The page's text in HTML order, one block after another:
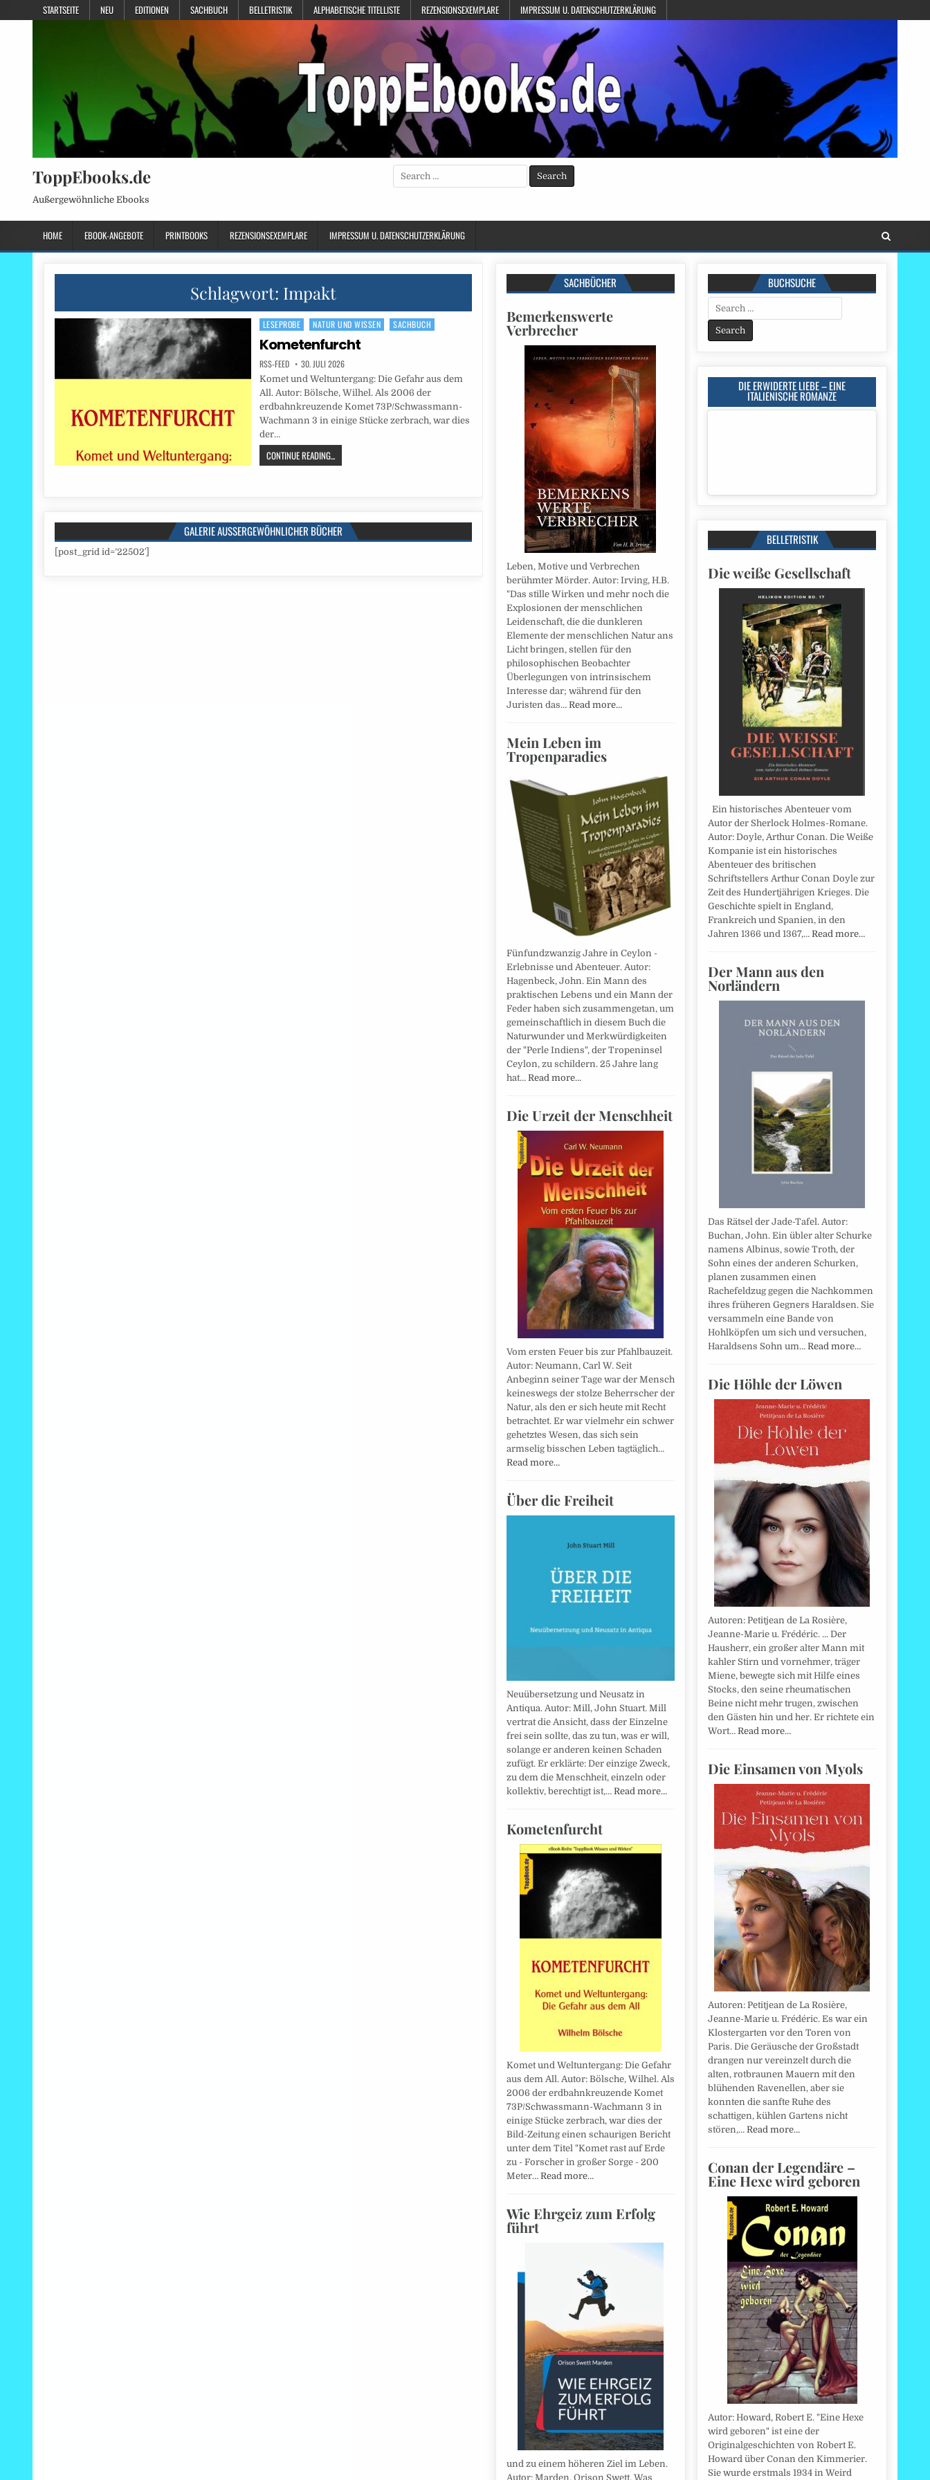
STARTSEITE NEU EDITIONEN SACHBUCH BELLETRISTIK ALPHABETISCHE TITELLISTE REZENSIONSEXEMPLARE IMPRESSUM U. DATENSCHUTZERKLÄRUNG
ToppEbooks.de
Außergewöhnliche Ebooks
Search
for:
HOME EBOOK-ANGEBOTE PRINTBOOKS REZENSIONSEXEMPLARE IMPRESSUM U. DATENSCHUTZERKLÄRUNG
Schlagwort: Impakt
Posted
in
LESEPROBE NATUR UND WISSEN SACHBUCH
Kometenfurcht
RSS-FEED 30. JULI 2026
Komet und Weltuntergang: Die Gefahr aus dem
All. Autor: Bölsche, Wilhel. Als 2006 der
erdbahnkreuzende Komet 73P/Schwassmann-
Wachmann 3 in einige Stücke zerbrach, war dies
der…
CONTINUE READING...
GALERIE AUSSERGEWÖHNLICHER BÜCHER
[post_grid id=’22502′]
SACHBÜCHER
Bemerkenswerte
Verbrecher
Leben, Motive und Verbrechen
berühmter Mörder. Autor: Irving, H.B.
"Das stille Wirken und mehr noch die
Explosionen der menschlichen
Leidenschaft, die die dunkleren
Elemente der menschlichen Natur ans
Licht bringen, stellen für den
philosophischen Beobachter
Überlegungen von intrinsischem
Interesse dar; während für den
Juristen das… Read more…
Mein Leben im
Tropenparadies
Fünfundzwanzig Jahre in Ceylon -
Erlebnisse und Abenteuer. Autor:
Hagenbeck, John. Ein Mann des
praktischen Lebens und ein Mann der
Feder haben sich zusammengetan, um
gemeinschaftlich in diesem Buch die
Naturwunder und Merkwürdigkeiten
der "Perle Indiens", der Tropeninsel
Ceylon, zu schildern. 25 Jahre lang
hat… Read more…
Die Urzeit der Menschheit
Vom ersten Feuer bis zur Pfahlbauzeit.
Autor: Neumann, Carl W. Seit
Anbeginn seiner Tage war der Mensch
keineswegs der stolze Beherrscher der
Natur, als den er sich heute mit Recht
betrachtet. Er war vielmehr ein schwer
gehetztes Wesen, das sich sein
armselig bisschen Leben tagtäglich…
Read more…
Über die Freiheit
Neuübersetzung und Neusatz in
Antiqua. Autor: Mill, John Stuart. Mill
vertrat die Ansicht, dass der Einzelne
frei sein sollte, das zu tun, was er will,
solange er anderen keinen Schaden
zufügt. Er erklärte: Der einzige Zweck,
zu dem die Menschheit, einzeln oder
kollektiv, berechtigt ist,… Read more…
Kometenfurcht
Komet und Weltuntergang: Die Gefahr
aus dem All. Autor: Bölsche, Wilhel. Als
2006 der erdbahnkreuzende Komet
73P/Schwassmann-Wachmann 3 in
einige Stücke zerbrach, war dies der
Bild-Zeitung einen schaurigen Bericht
unter dem Titel "Komet rast auf Erde
zu - Forscher in großer Sorge - 200
Meter… Read more…
Wie Ehrgeiz zum Erfolg
führt
und zu einem höheren Ziel im Leben.
Autor: Marden, Orison Swett. Was
BUCHSUCHE
Search
for:
DIE ERWIDERTE LIEBE – EINE
ITALIENISCHE ROMANZE
BELLETRISTIK
Die weiße Gesellschaft
Ein historisches Abenteuer vom
Autor der Sherlock Holmes-Romane.
Autor: Doyle, Arthur Conan. Die Weiße
Kompanie ist ein historisches
Abenteuer des britischen
Schriftstellers Arthur Conan Doyle zur
Zeit des Hundertjährigen Krieges. Die
Geschichte spielt in England,
Frankreich und Spanien, in den
Jahren 1366 und 1367,… Read more…
Der Mann aus den
Norländern
Das Rätsel der Jade-Tafel. Autor:
Buchan, John. Ein übler alter Schurke
namens Albinus, sowie Troth, der
Sohn eines der anderen Schurken,
planen zusammen einen
Rachefeldzug gegen die Nachkommen
ihres früheren Gegners Haraldsen. Sie
versammeln eine Bande von
Hohlköpfen um sich und versuchen,
Haraldsens Sohn um… Read more…
Die Höhle der Löwen
Autoren: Petitjean de La Rosière,
Jeanne-Marie u. Frédéric. ... Der
Hausherr, ein großer alter Mann mit
kahler Stirn und vornehmer, träger
Miene, bewegte sich mit Hilfe eines
Stocks, den seine rheumatischen
Beine nicht mehr trugen, zwischen
den Gästen hin und her. Er richtete ein
Wort… Read more…
Die Einsamen von Myols
Autoren: Petitjean de La Rosière,
Jeanne-Marie u. Frédéric. Es war ein
Klostergarten vor den Toren von
Paris. Die Geräusche der Großstadt
drangen nur vereinzelt durch die
alten, rotbraunen Mauern mit den
blühenden Ravenellen, aber sie
konnten die sanfte Ruhe des
schattigen, kühlen Gartens nicht
stören,… Read more…
Conan der Legendäre –
Eine Hexe wird geboren
Autor: Howard, Robert E. "Eine Hexe
wird geboren" ist eine der
Originalgeschichten von Robert E.
Howard über Conan den Kimmerier.
Sie wurde erstmals 1934 in Weird